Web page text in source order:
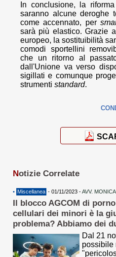
In conclusione, la
saranno alcune deroghe
come accennato, per
sarà più elastico. Grazie
europeo, la sostituibilità
comodi sportellini
che un ritorno al
dall'Unione va verso
sigillati e comunque
strumenti standard.
Notizie Correlate
• Miscellanea - 01/11/2023 -AVV.
Il blocco AGCOM di
cellulari dei minori è la
problema? Abbiamo dei
Dal 21
possibile